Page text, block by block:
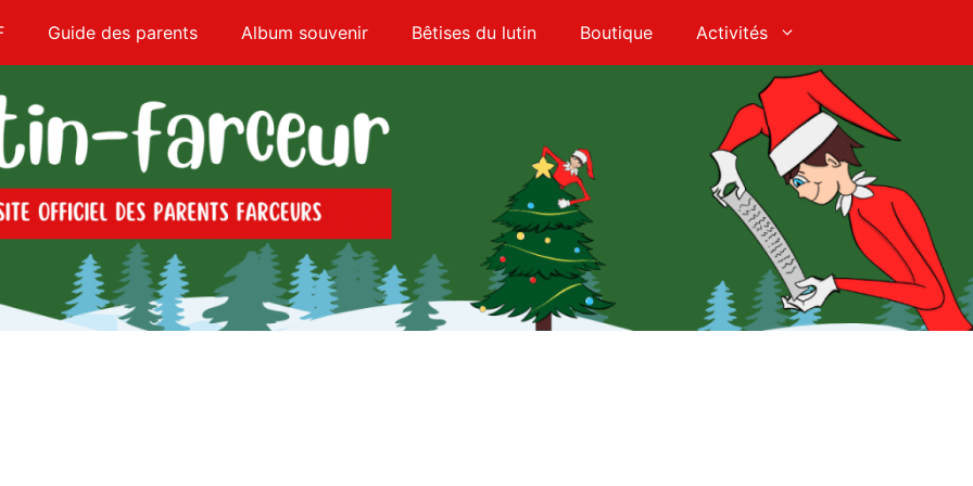
Guide des parents Album souvenir Bêtises du lutin Boutique Activités